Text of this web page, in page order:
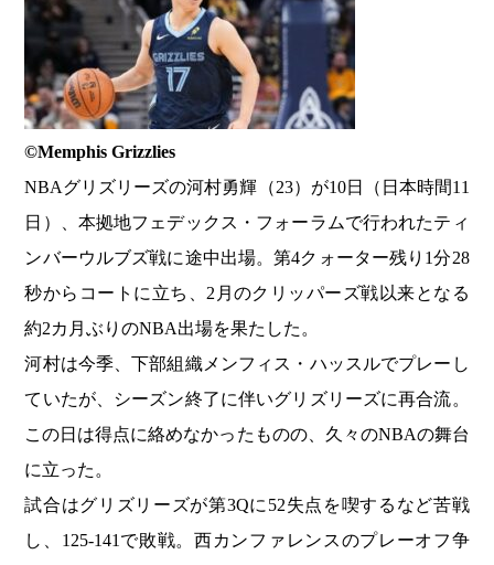
©︎Memphis Grizzlies
NBAグリズリーズの河村勇輝（23）が10日（日本時間11
日）、本拠地フェデックス・フォーラムで行われたティ
ンバーウルブズ戦に途中出場。第4クォーター残り1分28
秒からコートに立ち、2月のクリッパーズ戦以来となる
約2カ月ぶりのNBA出場を果たした。
河村は今季、下部組織メンフィス・ハッスルでプレーし
ていたが、シーズン終了に伴いグリズリーズに再合流。
この日は得点に絡めなかったものの、久々のNBAの舞台
に立った。
試合はグリズリーズが第3Qに52失点を喫するなど苦戦
し、125-141で敗戦。西カンファレンスのプレーオフ争